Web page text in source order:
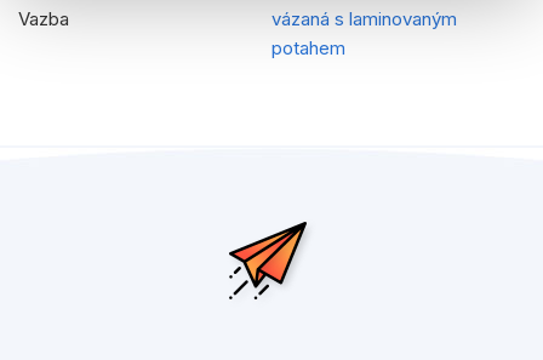
Vazba
vázaná s laminovaným
potahem